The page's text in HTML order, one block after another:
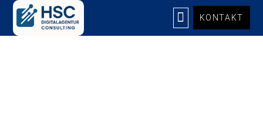
Zum
springen
KONTAKT